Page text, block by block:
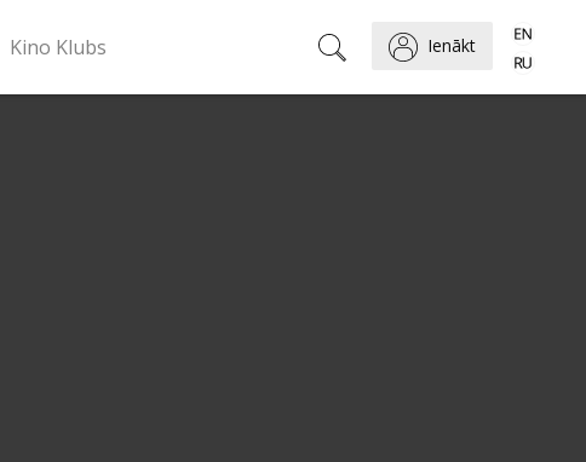
Kino Klubs Ienākt